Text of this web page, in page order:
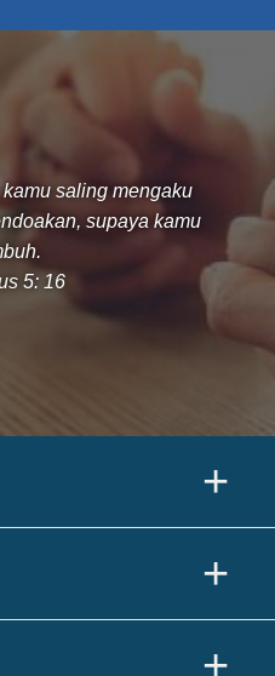
saling mengaku
supaya kamu
5: 16